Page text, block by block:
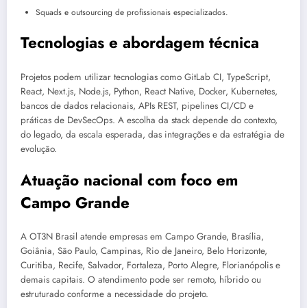
Squads e outsourcing de profissionais especializados.
Tecnologias e abordagem técnica
Projetos podem utilizar tecnologias como GitLab CI, TypeScript,
React, Next.js, Node.js, Python, React Native, Docker, Kubernetes,
bancos de dados relacionais, APIs REST, pipelines CI/CD e
práticas de DevSecOps. A escolha da stack depende do contexto,
do legado, da escala esperada, das integrações e da estratégia de
evolução.
Atuação nacional com foco em
Campo Grande
A OT3N Brasil atende empresas em Campo Grande, Brasília,
Goiânia, São Paulo, Campinas, Rio de Janeiro, Belo Horizonte,
Curitiba, Recife, Salvador, Fortaleza, Porto Alegre, Florianópolis e
demais capitais. O atendimento pode ser remoto, híbrido ou
estruturado conforme a necessidade do projeto.